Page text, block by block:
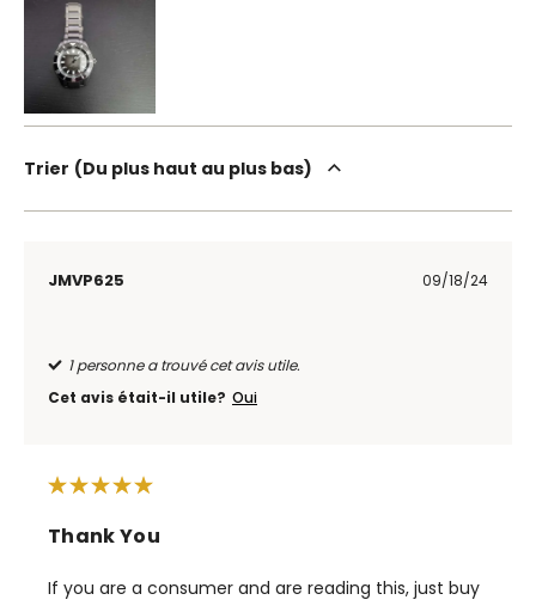
Trier Du plus haut au plus bas
JMVP625 09/18/24
1 personne a trouvé cet avis utile.
Cet avis était-il utile? Oui
Thank You
If you are a consumer and are reading this, just buy